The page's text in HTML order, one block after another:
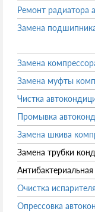
Ремонт радиатора
Замена
Замена
Замена муфты
Чистка
Промывка
Замена шкива
Замена трубки
Очистка
Опрессовка